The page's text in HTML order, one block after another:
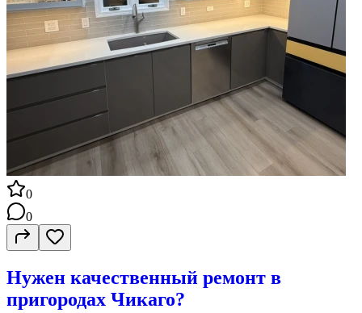
0
0
Нужен качественный ремонт в
пригородах Чикаго?